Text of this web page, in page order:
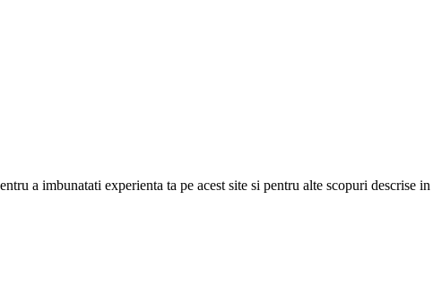
a imbunatati experienta ta pe acest site si pentru alte scopuri descrise in